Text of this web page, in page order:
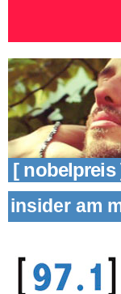
[ nobelpreis
insider am